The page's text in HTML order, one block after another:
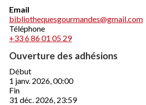
Email
bibliothequesgourmandes@gmail.com
Téléphone
+33 6 86 01 05 29
Ouverture des adhésions
Début
1 janv. 2026, 00:00
Fin
31 déc. 2026, 23:59